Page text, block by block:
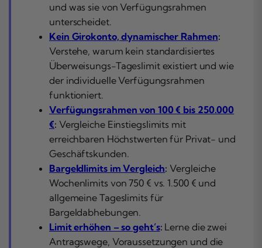
und was sie von Verfügungsrahmen
unterscheidet.
Kein Girokonto, dynamischer Rahmen:
Verstehe, warum kein standardisiertes
Überweisungs-Tageslimit existiert und wie
der individuelle Verfügungsrahmen
funktioniert.
Verfügungsrahmen von 100 € bis 250.000
€: Vergleiche Einstiegslimits mit
erreichbaren Höchstwerten für Privat- und
Geschäftskunden.
Bargeldlimits im Vergleich: Vergleiche
Wochenlimits von 750 € vs. 1.500 € und
allgemeine Tageslimits für
Bargeldabhebungen.
Limit erhöhen – so geht’s: Lerne die zwei
Antragswege, Voraussetzungen und die